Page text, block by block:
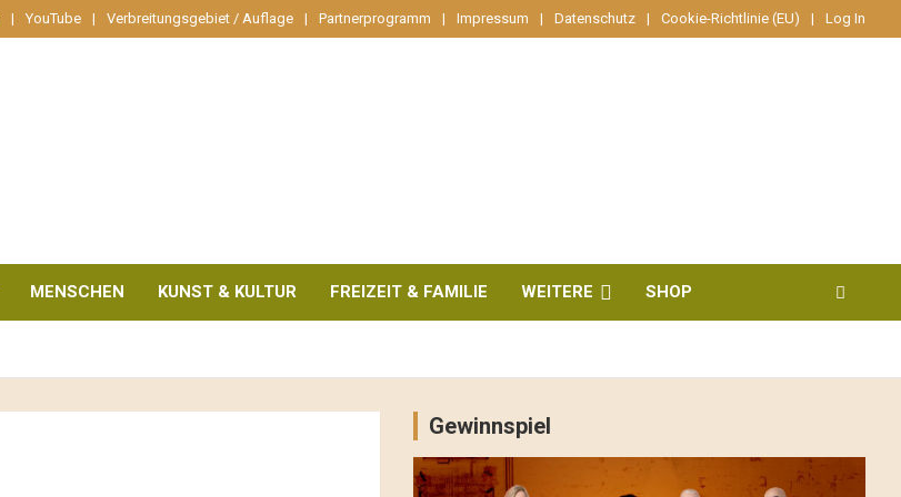
YouTube Verbreitungsgebiet / Auflage Partnerprogramm Impressum Datenschutz Cookie-Richtlinie (EU) Log In
MENSCHEN KUNST & KULTUR FREIZEIT & FAMILIE WEITERE SHOP
Gewinnspiel